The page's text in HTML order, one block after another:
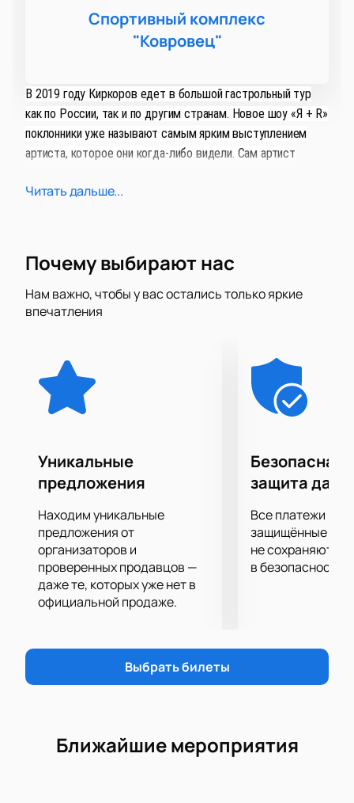
Спортивный комплекс
"Ковровец"
В 2019 году Киркоров едет в большой гастрольный тур
как по России, так и по другим странам. Новое шоу «Я + R»
поклонники уже называют самым ярким выступлением
артиста, которое они когда-либо видели. Сам артист
снова покоряет тысячи сердец.
Читать дальше...
Почему выбирают нас
Нам важно, чтобы у вас остались только яркие
впечатления
Уникальные
предложения
Находим уникальные
предложения от
организаторов и
проверенных продавцов —
даже те, которых уже нет в
официальной продаже.
Безопасная
защита
Все платежи
защищённые
не сохраняются
в безопасности.
Выбрать билеты
Ближайшие мероприятия